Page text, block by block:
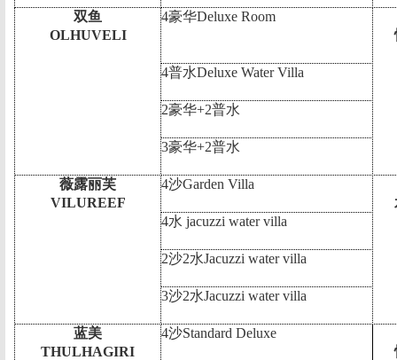
双鱼
OLHUVELI
4豪华Deluxe Room
4普水Deluxe Water Villa
2豪华+2普水
3豪华+2普水
薇露丽芙
VILUREEF
4沙Garden Villa
4水 jacuzzi water villa
2沙2水Jacuzzi water villa
3沙2水Jacuzzi water villa
蓝美
THULHAGIRI
4沙Standard Deluxe